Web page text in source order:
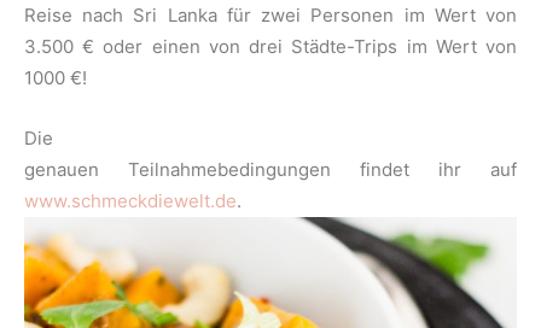
Reise nach Sri Lanka für zwei Personen im Wert von
3.500 € oder einen von drei Städte-Trips im Wert von
1000 €!
Die
genauen Teilnahmebedingungen findet ihr auf
www.schmeckdiewelt.de.